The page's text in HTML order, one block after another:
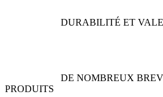
DURABILITÉ ET
DE NOMBREUX
PRODUITS